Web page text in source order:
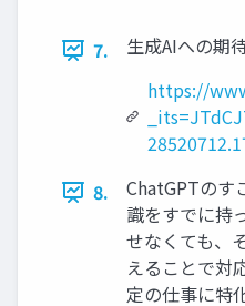
7.
生成AIへの期
https://
8.
ChatGPTのす
識をすでに持
せなくても、
えることで対
定の仕事に特